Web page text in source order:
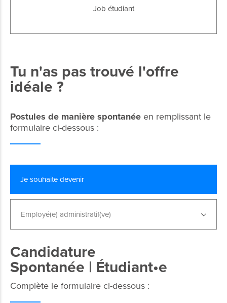
Job étudiant
Tu n'as pas trouvé l'offre
idéale ?
Postules de manière spontanée en remplissant le
formulaire ci-dessous :
Je souhaite devenir
Employé(e) administratif(ve)
Candidature
Spontanée | Étudiant•e
Complète le formulaire ci-dessous :